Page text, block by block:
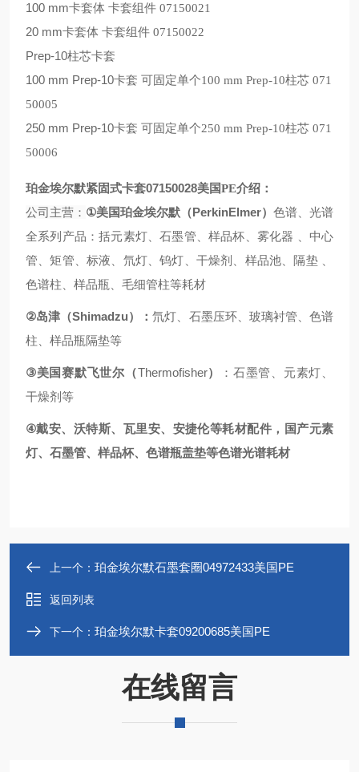
100 mm卡套体 卡套组件 07150021
20 mm卡套体 卡套组件 07150022
Prep-10柱芯卡套
100 mm Prep-10卡套 可固定单个100 mm Prep-10柱芯 071
50005
250 mm Prep-10卡套 可固定单个250 mm Prep-10柱芯 071
50006
珀金埃尔默紧固式卡套07150028美国PE介绍：
公司主营： ①美国珀金埃尔默（PerkinElmer） 色谱、光谱
全系列产品：括元素灯、石墨管、样品杯、雾化器
、中心
管、矩管、标液、氘灯、钨灯、干燥剂、样品池、隔垫
色谱柱、样品瓶、毛细管柱等耗材
②岛津（Shimadzu）：氘灯、石墨压环、玻璃衬管、色谱
柱、样品瓶隔垫等
③美国赛默飞世尔（Thermofisher）
：石墨管、元素灯、
干燥剂等
④戴安、沃特斯、瓦里安、安捷伦等耗材配件 ，国产元素
灯、石墨管、样品杯、色谱瓶盖垫等色谱光谱耗材
上一个： 珀金埃尔默石墨套圈04972433美国PE
返回列表
下一个： 珀金埃尔默卡套09200685美国PE
在线留言